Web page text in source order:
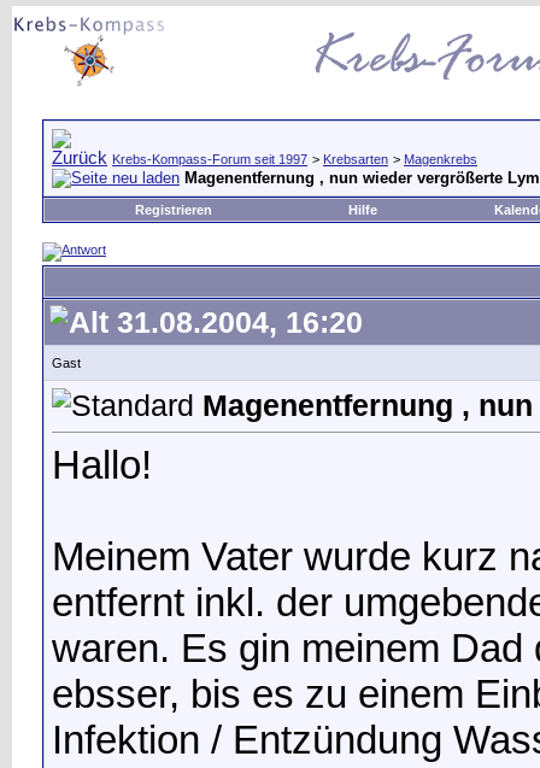
Krebs-Kompass-Forum seit 1997 > Krebsarten > Magenkrebs
Magenentfernung , nun wieder vergrößerte
Registrieren Hilfe
31.08.2004, 16:20
Gast
Magenentfernung ,
Hallo!
Meinem Vater wurde kurz
entfernt inkl. der
waren. Es gin meinem
ebsser, bis es zu einem
Infektion / Entzündung